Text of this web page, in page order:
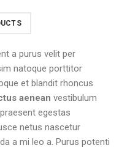
a purus velit per
natoque porttitor
et blandit rhoncus
aenean vestibulum
egestas
netus nascetur
a mi leo a. Purus potenti